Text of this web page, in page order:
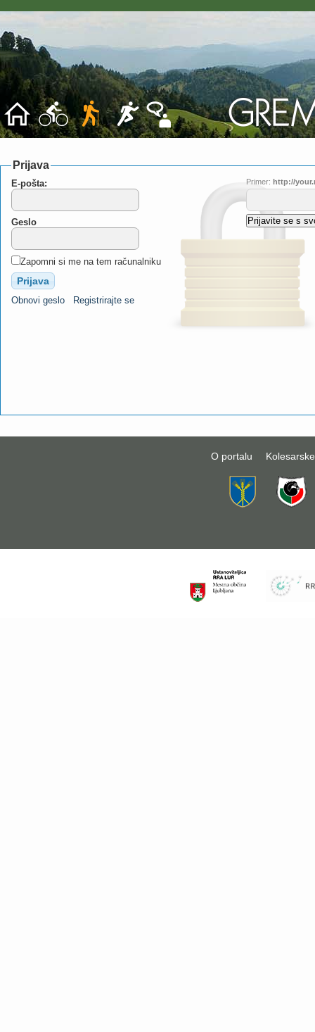
Prijava
E-pošta:
Geslo
Zapomni si me na tem računalniku
Obnovi geslo Registrirajte se
Primer: http://
O portalu